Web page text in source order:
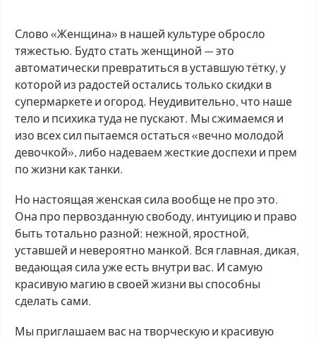
Слово «Женщина» в нашей культуре обросло
тяжестью. Будто стать женщиной — это
автоматически превратиться в уставшую тётку, у
которой из радостей остались только скидки в
супермаркете и огород. Неудивительно, что наше
тело и психика туда не пускают. Мы сжимаемся и
изо всех сил пытаемся остаться «вечно молодой
девочкой», либо надеваем жесткие доспехи и прем
по жизни как танки.
Но настоящая женская сила вообще не про это.
Она про первозданную свободу, интуицию и право
быть тотально разной: нежной, яростной,
уставшей и невероятно манкой. Вся главная, дикая,
ведающая сила уже есть внутри вас. И самую
красивую магию в своей жизни вы способны
сделать сами.
Мы приглашаем вас на творческую и красивую